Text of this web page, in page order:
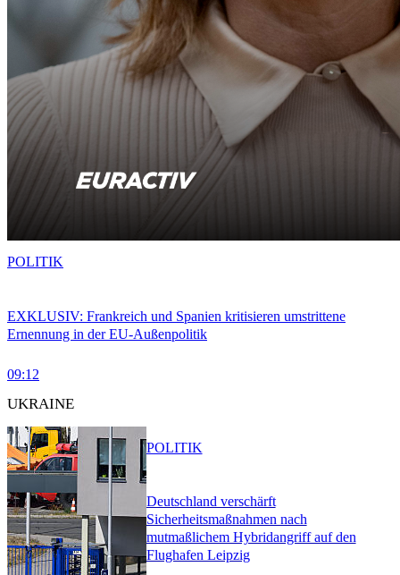
EXKLUSIV: Frankreich und Spanien kritisieren umstrittene
Ernennung in der EU-Außenpolitik
09:12
POLITIK
UKRAINE
Deutschland verschärft
Sicherheitsmaßnahmen nach
mutmaßlichem Hybridangriff auf den
Flughafen Leipzig
POLITIK